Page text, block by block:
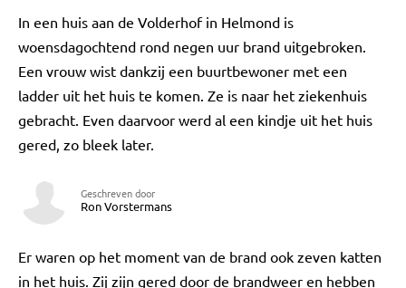
In een huis aan de Volderhof in Helmond is
woensdagochtend rond negen uur brand uitgebroken.
Een vrouw wist dankzij een buurtbewoner met een
ladder uit het huis te komen. Ze is naar het ziekenhuis
gebracht. Even daarvoor werd al een kindje uit het huis
gered, zo bleek later.
Geschreven door
Ron Vorstermans
Er waren op het moment van de brand ook zeven katten
in het huis. Zij zijn gered door de brandweer en hebben